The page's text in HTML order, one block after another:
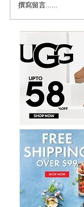
历史新低！
秀丽 Winfield
20+28寸 黑色
件套1.7折
撰寫留言......